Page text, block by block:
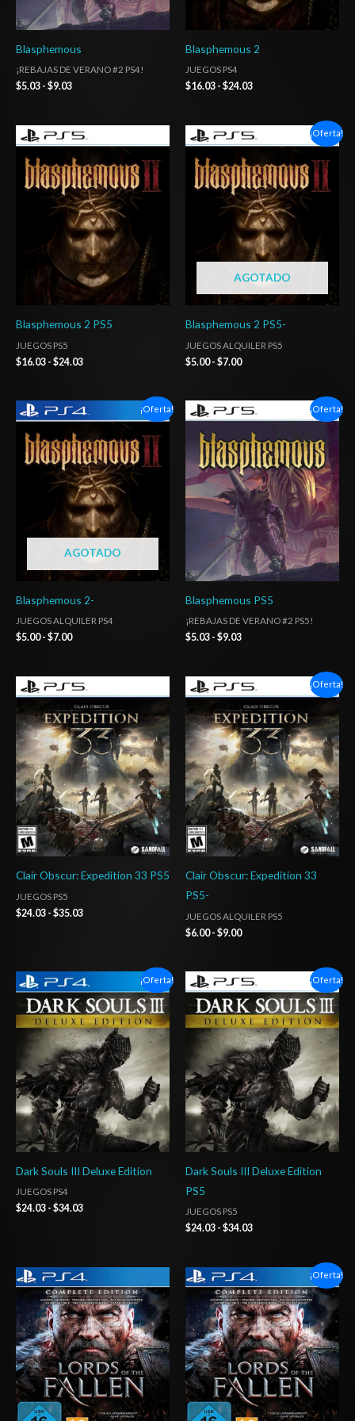
Blasphemous
¡REBAJAS DE VERANO #2 PS4!
$5.03 - $9.03
Blasphemous 2
JUEGOS PS4
$16.03 - $24.03
Blasphemous 2 PS5
JUEGOS PS5
$16.03 - $24.03
Rango
de
desde
$16.03
hasta
$24.03
¡Oferta!
AGOTADO
Blasphemous 2 PS5-
JUEGOS ALQUILER PS5
$5.00 - $7.00
Rango
de
precios:
desde
$5.00
hasta
$7.00
¡Oferta!
AGOTADO
Blasphemous 2-
JUEGOS ALQUILER PS4
$5.00 - $7.00
Rango
de
precios:
desde
$5.00
hasta
$7.00
¡Oferta!
Blasphemous PS5
¡REBAJAS DE VERANO #2 PS5!
$5.03 - $9.03
Rango
de
precios:
desde
$5.03
hasta
$9.03
Clair Obscur: Expedition 33 PS5
JUEGOS PS5
$24.03 - $35.03
Rango
de
precios:
desde
$24.03
hasta
$35.03
¡Oferta!
Clair Obscur: Expedition 33
PS5-
JUEGOS ALQUILER PS5
$6.00 - $9.00
Rango
de
precios:
desde
$6.00
hasta
$9.00
¡Oferta!
Dark Souls III Deluxe Edition
JUEGOS PS4
$24.03 - $34.03
Rango
de
precios:
desde
$24.03
hasta
$34.03
¡Oferta!
Dark Souls III Deluxe Edition
PS5
JUEGOS PS5
$24.03 - $34.03
Rango
de
precios:
desde
$24.03
hasta
$34.03
Rango
de
precios:
desde
$16.03
hasta
$24.03
¡Oferta!
Rango
de
precios:
desde
$3.00
hasta
$6.00